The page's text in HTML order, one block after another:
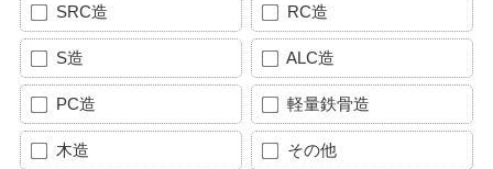
SRC造 RC造
S造 ALC造
PC造 軽量鉄骨造
木造 その他